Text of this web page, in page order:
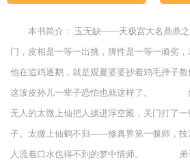
本书简介： 玉无缺——天极宫大名鼎鼎
门，皮相是一等一出挑，脾性是一等一顽劣
他在追鸡逐鹅，就是观夏婆婆抄着鸡毛掸
这泼皮孙儿一辈子恐怕也就这样了。 然
无人的太微上仙把人掳进浮空殿，关门打了
子。太微上仙鹤不归——修真界第一偃师，技
人流着口水也得不到的梦中情师。 弟子